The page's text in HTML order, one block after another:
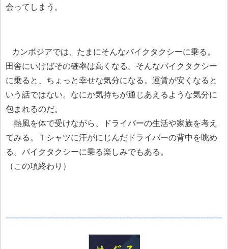
会ってしまう。
カンボジアでは、たまにそんなバイクタクシーに乗る。
田舎にいけばその確率は高くなる。そんなバイクタクシー
に乗ると、ちょっと幸せな気分になる。運賃が安くなると
いう話ではない。なにか気持ちが通じあえるような気分に
包まれるのだ。
熱風を体で受けながら、ドライバーの生活や家族を考え
てみる。Ｔシャツに汗がにじんだドライバーの背中を眺め
る。バイクタクシーに乗る楽しみでもある。
（この項終わり）